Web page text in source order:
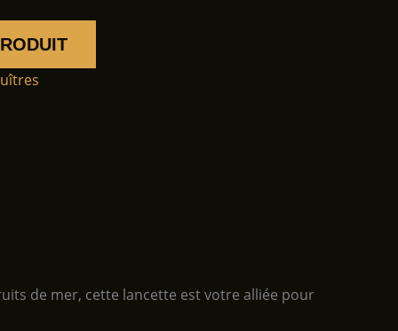
de mer, cette lancette est votre alliée pour